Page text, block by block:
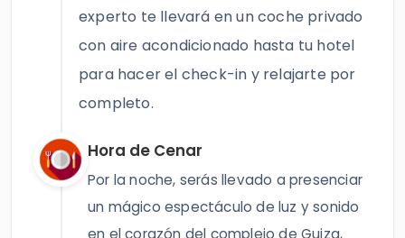
experto te llevará en un coche privado
con aire acondicionado hasta tu hotel
para hacer el check-in y relajarte por
completo.
Hora de Cenar
Por la noche, serás llevado a presenciar
un mágico espectáculo de luz y sonido
en el corazón del complejo de Guiza,